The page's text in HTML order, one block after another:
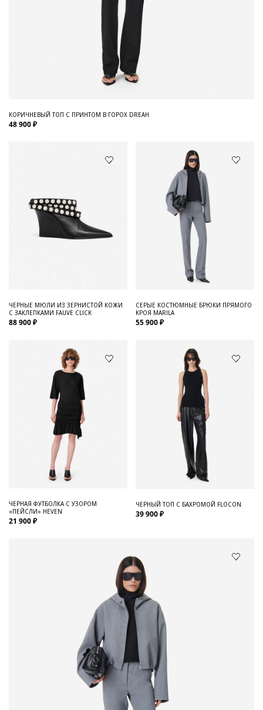
КОРИЧНЕВЫЙ ТОП С ПРИНТОМ В ГОРОХ DREAH
48 900 ₽
ЧЕРНЫЕ МЮЛИ ИЗ ЗЕРНИСТОЙ КОЖИ
С ЗАКЛЕПКАМИ FAUVE CLICK
88 900 ₽
СЕРЫЕ КОСТЮМНЫЕ БРЮКИ ПРЯМОГО
КРОЯ MARILA
55 900 ₽
ЧЕРНАЯ ФУТБОЛКА С УЗОРОМ
«ПЕЙСЛИ» HEVEN
21 900 ₽
ЧЕРНЫЙ ТОП С БАХРОМОЙ FLOCON
39 900 ₽